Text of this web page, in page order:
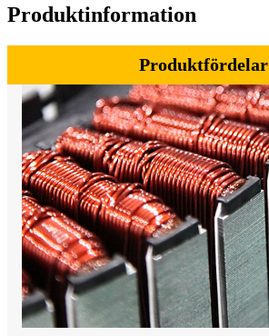
Produktinformation
Produktfördelar